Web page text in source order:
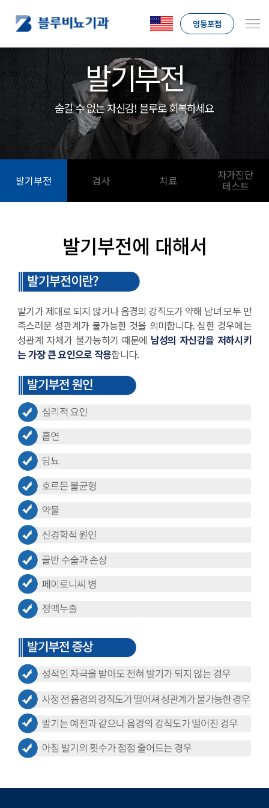
영등포점
발기부전
숨길 수 없는 자신감! 블루로 회복하세요
발기부전 검사 치료 자가진단
테스트
발기부전에 대해서
발기가 제대로 되지 않거나 음경의 강직도가 약해 남녀 모두 만
족스러운 성관계가 불가능한 것을 의미합니다. 심한 경우에는
성관계 자체가 불가능하기 때문에 남성의 자신감을 저하시키
는 가장 큰 요인으로 작용합니다.